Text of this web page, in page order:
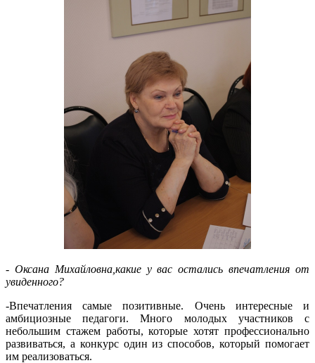
- Оксана Михайловна, какие у вас остались впечатления от
увиденного?
-Впечатления самые позитивные. Очень интересные и
амбициозные педагоги. Много молодых участников с
небольшим стажем работы, которые хотят профессионально
развиваться, а конкурс один из способов, который помогает
им реализоваться.